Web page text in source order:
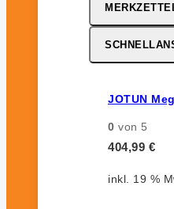
JOTUN
0 von 5
404,99 €
inkl. 19 %